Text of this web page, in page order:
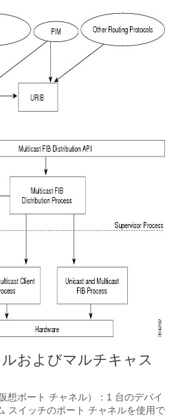
およびマルチキャス
想ポート チャネル）：1 台のデバイ
スイッチのポート チャネルを使用で